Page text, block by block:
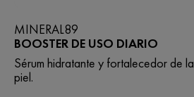
MINERAL89
BOOSTER DE USO DIARIO
Sérum hidratante y fortalecedor de la
piel.​